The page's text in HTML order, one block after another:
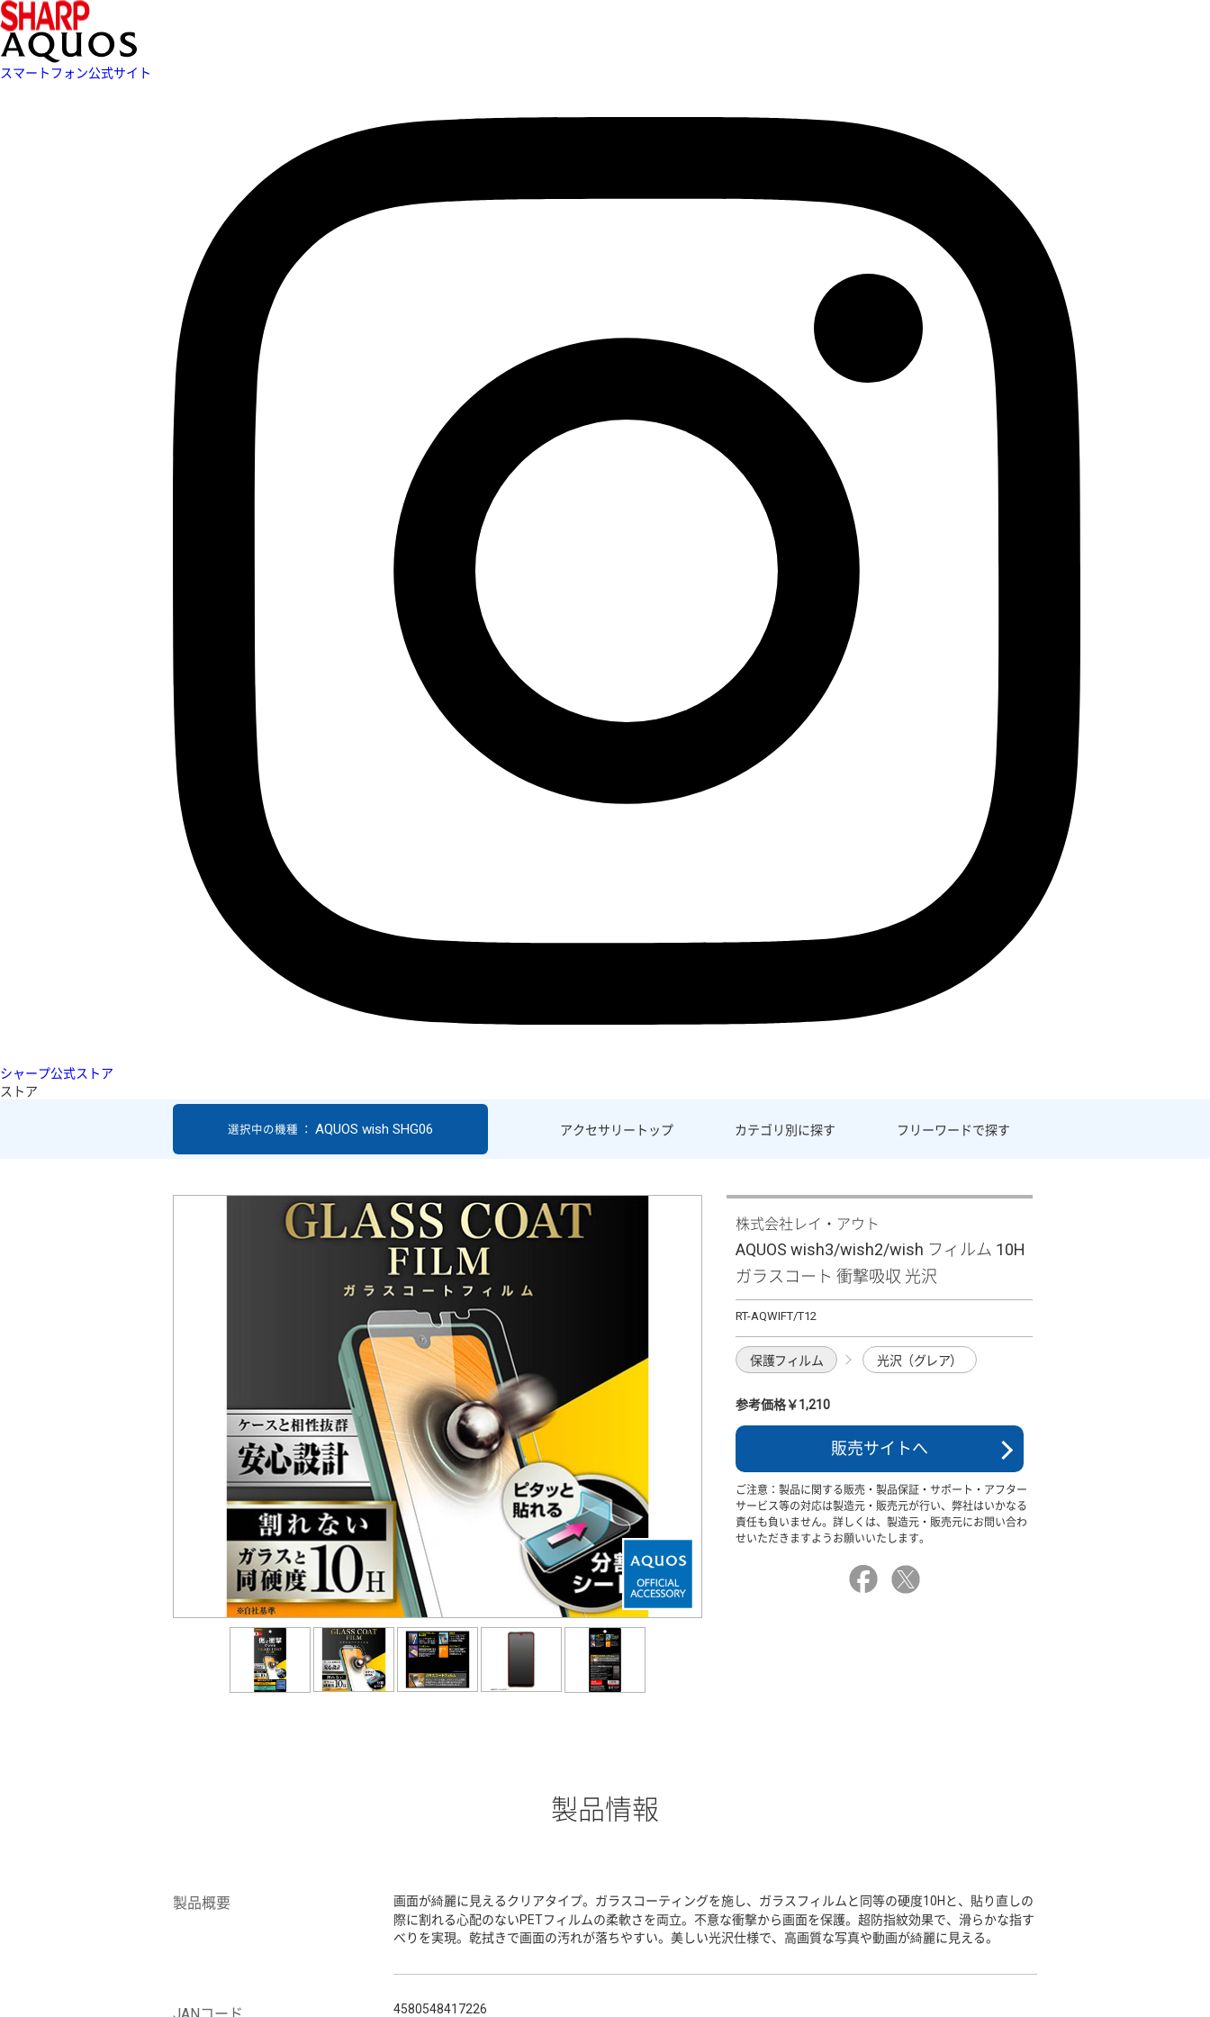
スマートフォン公式サイト
シャープ公式ストア
ストア
アクセサリー トップ カテゴリ別に探す フリーワードで探す
選択中の機種 ： AQUOS wish SHG06
株式会社レイ・アウト
AQUOS wish3/wish2/wish フィルム 10H
ガラスコート 衝撃吸収 光沢
RT-AQWIFT/T12
保護フィルム 光沢（グレア）
参考価格￥1,210
販売サイトへ
ご注意：製品に関する販売・製品保証・サポート・アフター
サービス等の対応は製造元・販売元が行い、弊社はいかなる
責任も負いません。詳しくは、製造元・販売元にお問い合わ
せいただきますようお願いいたします。
製品情報
製品概要
画面が綺麗に見えるクリアタイプ。ガラスコーティングを施し、ガラスフィルムと同等の硬度10Hと、貼り直しの
際に割れる心配のないPETフィルムの柔軟さを両立。不意な衝撃から画面を保護。超防指紋効果で、滑らかな指す
べりを実現。乾拭きで画面の汚れが落ちやすい。美しい光沢仕様で、高画質な写真や動画が綺麗に見える。
4580548417226